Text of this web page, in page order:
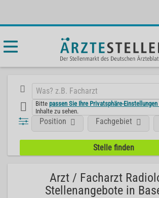
Bittepassen Sie Ihre Privatsphäre-Einstellungen
Inhalte zu sehen.
Position Fachgebiet
Arzt / Facharzt
Stellenangebote in